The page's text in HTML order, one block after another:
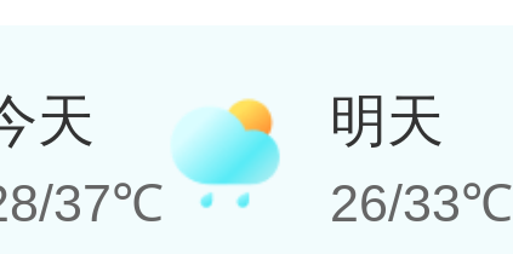
天
37℃
明天
26/33℃